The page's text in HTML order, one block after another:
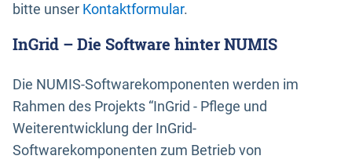
bitte unser Kontaktformular.
InGrid – Die Software hinter NUMIS
Die NUMIS-Softwarekomponenten werden im
Rahmen des Projekts “InGrid - Pflege und
Weiterentwicklung der InGrid-
Softwarekomponenten zum Betrieb von